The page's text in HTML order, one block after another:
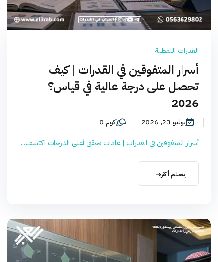
القدرات اللفظية
أسرار المتفوقين في القدرات | كيف
تحصل على درجة عالية في قياس؟
2026
يوليو 23, 2026
كوم 0
أسرار المتفوقين في القدرات | عادات تحقق أعلى الدرجات اكتشف...
يتعلم أكثر